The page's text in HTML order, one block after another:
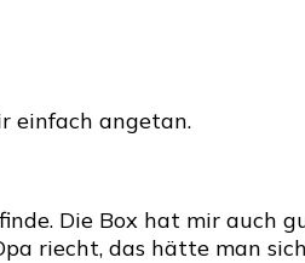
einfach angetan.
Die Box hat mir auch
riecht, das hätte man